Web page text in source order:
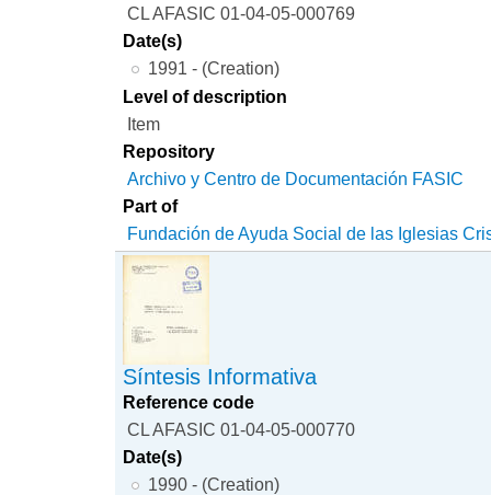
CL AFASIC 01-04-05-000769
Date(s)
1991 - (Creation)
Level of description
Item
Repository
Archivo y Centro de Documentación FASIC
Part of
Fundación de Ayuda Social de las Iglesias
Síntesis Informativa
Reference code
CL AFASIC 01-04-05-000770
Date(s)
1990 - (Creation)